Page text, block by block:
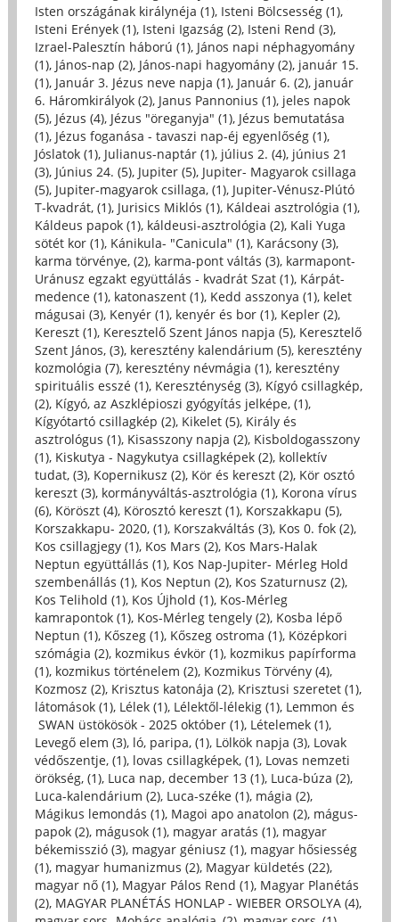
Isten országának királynéja (1), Isteni Bölcsesség (1),
Isteni Erények (1), Isteni Igazság (2), Isteni Rend (3),
Izrael-Palesztín háború (1), János napi néphagyomány
(1), János-nap (2), János-napi hagyomány (2), január 15.
(1), Január 3. Jézus neve napja (1), Január 6. (2), január
6. Háromkirályok (2), Janus Pannonius (1), jeles napok
(5), Jézus (4), Jézus "öreganyja" (1), Jézus bemutatása
(1), Jézus foganása - tavaszi nap-éj egyenlőség (1),
Jóslatok (1), Julianus-naptár (1), július 2. (4), június 21
(3), Június 24. (5), Jupiter (5), Jupiter- Magyarok csillaga
(5), Jupiter-magyarok csillaga, (1), Jupiter-Vénusz-Plútó
T-kvadrát, (1), Jurisics Miklós (1), Káldeai asztrológia (1),
Káldeus papok (1), káldeusi-asztrológia (2), Kali Yuga
sötét kor (1), Kánikula- "Canicula" (1), Karácsony (3),
karma törvénye, (2), karma-pont váltás (3), karmapont-
Uránusz egzakt együttálás - kvadrát Szat (1), Kárpát-
medence (1), katonaszent (1), Kedd asszonya (1), kelet
mágusai (3), Kenyér (1), kenyér és bor (1), Kepler (2),
Kereszt (1), Keresztelő Szent János napja (5), Keresztelő
Szent János, (3), keresztény kalendárium (5), keresztény
kozmológia (7), keresztény névmágia (1), keresztény
spirituális esszé (1), Kereszténység (3), Kígyó csillagkép,
(2), Kígyó, az Aszklépioszi gyógyítás jelképe, (1),
Kígyótartó csillagkép (2), Kikelet (5), Király és
asztrológus (1), Kisasszony napja (2), Kisboldogasszony
(1), Kiskutya - Nagykutya csillagképek (2), kollektív
tudat, (3), Kopernikusz (2), Kör és kereszt (2), Kör osztó
kereszt (3), kormányváltás-asztrológia (1), Korona vírus
(6), Köröszt (4), Körosztó kereszt (1), Korszakkapu (5),
Korszakkapu- 2020, (1), Korszakváltás (3), Kos 0. fok (2),
Kos csillagjegy (1), Kos Mars (2), Kos Mars-Halak
Neptun együttállás (1), Kos Nap-Jupiter- Mérleg Hold
szembenállás (1), Kos Neptun (2), Kos Szaturnusz (2),
Kos Telihold (1), Kos Újhold (1), Kos-Mérleg
kamrapontok (1), Kos-Mérleg tengely (2), Kosba lépő
Neptun (1), Kőszeg (1), Kőszeg ostroma (1), Középkori
szómágia (2), kozmikus évkör (1), kozmikus papírforma
(1), kozmikus történelem (2), Kozmikus Törvény (4),
Kozmosz (2), Krisztus katonája (2), Krisztusi szeretet (1),
látomások (1), Lélek (1), Lélektől-lélekig (1), Lemmon és
SWAN üstökösök - 2025 október (1), Lételemek (1),
Levegő elem (3), ló, paripa, (1), Lölkök napja (3), Lovak
védőszentje, (1), lovas csillagképek, (1), Lovas nemzeti
örökség, (1), Luca nap, december 13 (1), Luca-búza (2),
Luca-kalendárium (2), Luca-széke (1), mágia (2),
Mágikus lemondás (1), Magoi apo anatolon (2), mágus-
papok (2), mágusok (1), magyar aratás (1), magyar
békemisszió (3), magyar géniusz (1), magyar hősiesség
(1), magyar humanizmus (2), Magyar küldetés (22),
magyar nő (1), Magyar Pálos Rend (1), Magyar Planétás
(2), MAGYAR PLANÉTÁS HONLAP - WIEBER ORSOLYA (4),